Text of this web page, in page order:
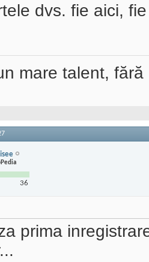
dvs. fie aici,
mare talent,
36
prima